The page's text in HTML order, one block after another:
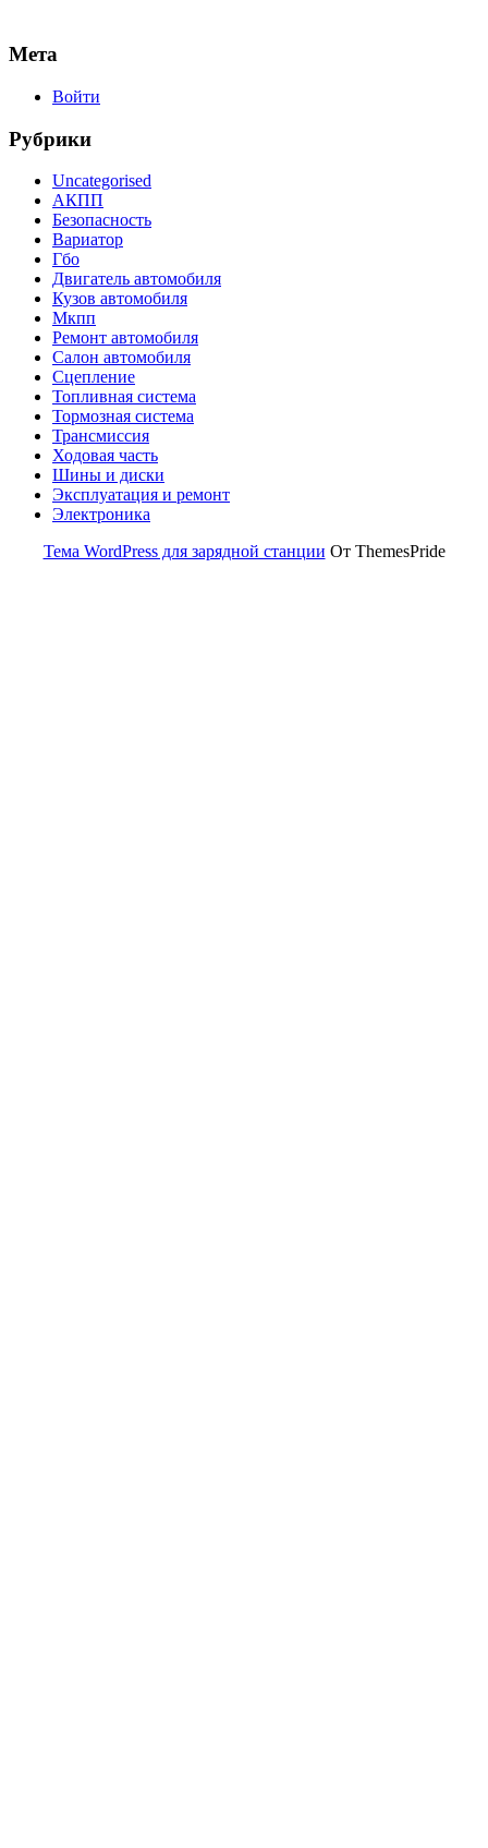
Мета
Войти
Рубрики
Uncategorised
АКПП
Безопасность
Вариатор
Гбо
Двигатель автомобиля
Кузов автомобиля
Мкпп
Ремонт автомобиля
Салон автомобиля
Сцепление
Топливная система
Тормозная система
Трансмиссия
Ходовая часть
Шины и диски
Эксплуатация и ремонт
Электроника
Тема WordPress для зарядной станции От ThemesPride